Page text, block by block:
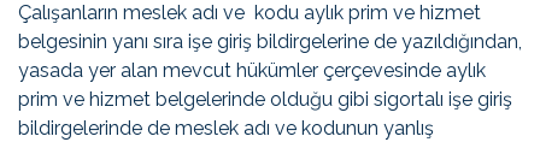
Çalışanların meslek adı ve kodu aylık prim ve hizmet
belgesinin yanı sıra işe giriş bildirgelerine de yazıldığından,
yasada yer alan mevcut hükümler çerçevesinde aylık
prim ve hizmet belgelerinde olduğu gibi sigortalı işe giriş
bildirgelerinde de meslek adı ve kodunun yanlış